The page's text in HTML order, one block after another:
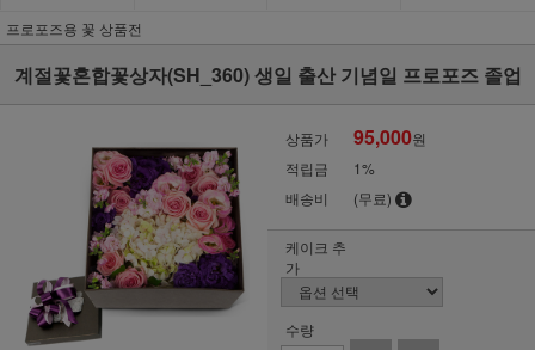
프로포즈용 꽃 상품전
계절꽃혼합꽃상자(SH_360) 생일 출산 기념일 프로포즈 졸업
상품가 95,000원
적립금
1%
배송비
(무료)
케이크 추
가
수량